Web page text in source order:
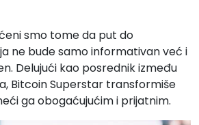
smo tome da put do
ne bude samo informativan već i
Delujući kao posrednik između
Bitcoin Superstar transformiše
ga obogaćujućim i prijatnim.